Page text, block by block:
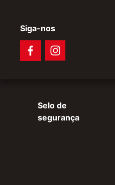
Siga-nos
Selo de
segurança